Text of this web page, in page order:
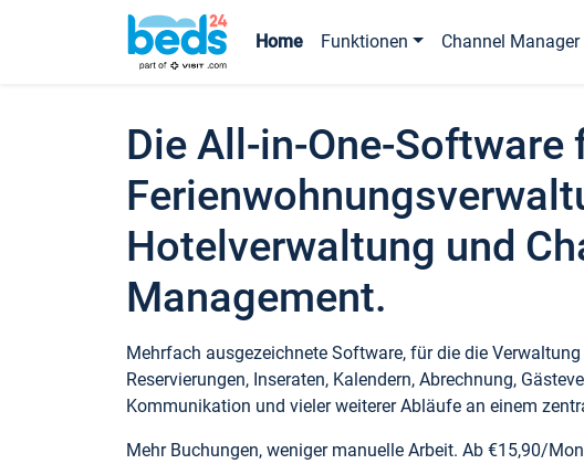
Home Funktionen Channel Manager
Die All-in-One-Software
Hotelverwaltung und
Management.
Mehrfach ausgezeichnete Software, für die die Verwaltung
Reservierungen, Inseraten, Kalendern, Abrechnung,
Kommunikation und vieler weiterer Abläufe an einem
Mehr Buchungen, weniger manuelle Arbeit. Ab €15,90/